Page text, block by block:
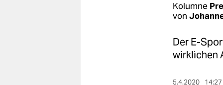
Kolumne
von
Der E-
wirklichen
5.4.2020